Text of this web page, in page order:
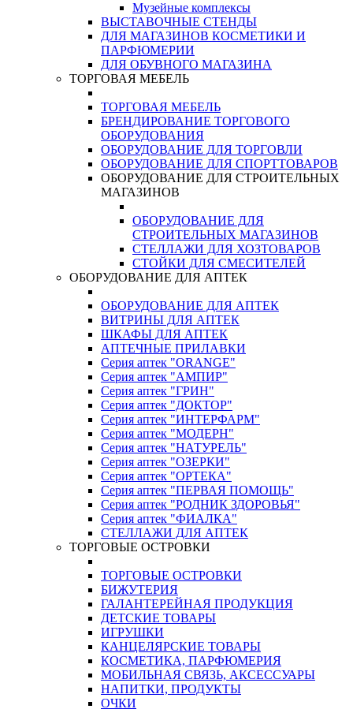
Музейные комплексы
ВЫСТАВОЧНЫЕ СТЕНДЫ
ДЛЯ МАГАЗИНОВ КОСМЕТИКИ И
ПАРФЮМЕРИИ
ДЛЯ ОБУВНОГО МАГАЗИНА
ТОРГОВАЯ МЕБЕЛЬ
ТОРГОВАЯ МЕБЕЛЬ
БРЕНДИРОВАНИЕ ТОРГОВОГО
ОБОРУДОВАНИЯ
ОБОРУДОВАНИЕ ДЛЯ ТОРГОВЛИ
ОБОРУДОВАНИЕ ДЛЯ СПОРТТОВАРОВ
ОБОРУДОВАНИЕ ДЛЯ СТРОИТЕЛЬНЫХ
МАГАЗИНОВ
ОБОРУДОВАНИЕ ДЛЯ
СТРОИТЕЛЬНЫХ МАГАЗИНОВ
СТЕЛЛАЖИ ДЛЯ ХОЗТОВАРОВ
СТОЙКИ ДЛЯ СМЕСИТЕЛЕЙ
ОБОРУДОВАНИЕ ДЛЯ АПТЕК
ОБОРУДОВАНИЕ ДЛЯ АПТЕК
ВИТРИНЫ ДЛЯ АПТЕК
ШКАФЫ ДЛЯ АПТЕК
АПТЕЧНЫЕ ПРИЛАВКИ
Серия аптек "ORANGE"
Серия аптек "АМПИР"
Серия аптек "ГРИН"
Серия аптек "ДОКТОР"
Серия аптек "ИНТЕРФАРМ"
Серия аптек "МОДЕРН"
Серия аптек "НАТУРЕЛЬ"
Серия аптек "ОЗЕРКИ"
Серия аптек "ОРТЕКА"
Серия аптек "ПЕРВАЯ ПОМОЩЬ"
Серия аптек "РОДНИК ЗДОРОВЬЯ"
Серия аптек "ФИАЛКА"
СТЕЛЛАЖИ ДЛЯ АПТЕК
ТОРГОВЫЕ ОСТРОВКИ
ТОРГОВЫЕ ОСТРОВКИ
БИЖУТЕРИЯ
ГАЛАНТЕРЕЙНАЯ ПРОДУКЦИЯ
ДЕТСКИЕ ТОВАРЫ
ИГРУШКИ
КАНЦЕЛЯРСКИЕ ТОВАРЫ
КОСМЕТИКА, ПАРФЮМЕРИЯ
МОБИЛЬНАЯ СВЯЗЬ, АКСЕССУАРЫ
НАПИТКИ, ПРОДУКТЫ
ОЧКИ